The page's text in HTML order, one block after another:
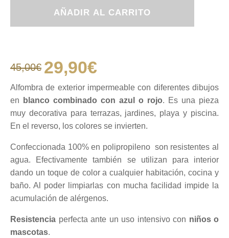
color
o
cantidad
AÑADIR AL CARRITO
45,00€
El
precio
original
era:
45,00€.
29,90€
El
precio
actual
es:
29,90€.
Alfombra de exterior impermeable con diferentes dibujos
en
blanco combinado con azul o rojo. Es una pieza
muy decorativa para terrazas, jardines, playa y piscina.
En el reverso, los colores se invierten.
Confeccionada 100% en polipropileno son resistentes al
agua. Efectivamente también se utilizan para interior
dando un toque de color a cualquier habitación, cocina y
baño. Al poder limpiarlas con mucha facilidad impide la
acumulación de alérgenos.
Resistencia perfecta ante un uso intensivo con niños o
mascotas.